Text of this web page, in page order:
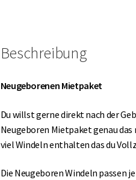
Beschreibung
Neugeborenen Mietpaket
Du willst gerne direkt nach der
Neugeboren Mietpaket genau
viel Windeln enthalten das du
Die Neugeboren Windeln passen